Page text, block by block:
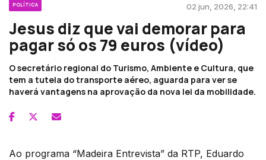
POLÍTICA 02 jun, 2026, 22:41
Jesus diz que vai demorar para
pagar só os 79 euros (vídeo)
O secretário regional do Turismo, Ambiente e Cultura, que
tem a tutela do transporte aéreo, aguarda para ver se
haverá vantagens na aprovação da nova lei da mobilidade.
Ao programa “Madeira Entrevista” da RTP, Eduardo